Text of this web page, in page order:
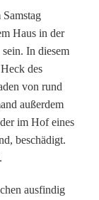
Haus in der
In diesem
des
von rund
außerdem
im Hof eines
beschädigt.
ausfindig